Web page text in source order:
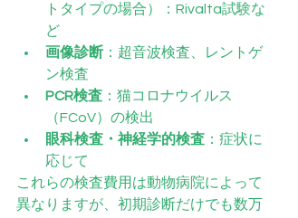
トタイプの場合）：Rivalta試験な
ど
画像診断 ：超音波検査、レントゲ
ン検査
PCR検査 ：猫コロナウイルス
（FCoV）の検出
眼科検査・神経学的検査 ：症状に
応じて
これらの検査費用は動物病院によって
異なりますが、初期診断だけでも数万